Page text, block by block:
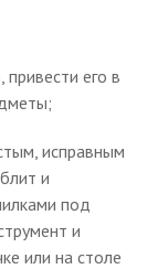
его в
исправным
и
под
и
или на столе